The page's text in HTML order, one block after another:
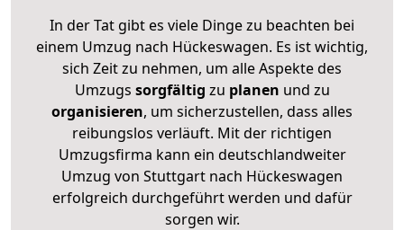
In der Tat gibt es viele Dinge zu beachten bei
einem Umzug nach Hückeswagen. Es ist wichtig,
sich Zeit zu nehmen, um alle Aspekte des
Umzugs sorgfältig zu planen und zu
organisieren, um sicherzustellen, dass alles
reibungslos verläuft. Mit der richtigen
Umzugsfirma kann ein deutschlandweiter
Umzug von Stuttgart nach Hückeswagen
erfolgreich durchgeführt werden und dafür
sorgen wir.